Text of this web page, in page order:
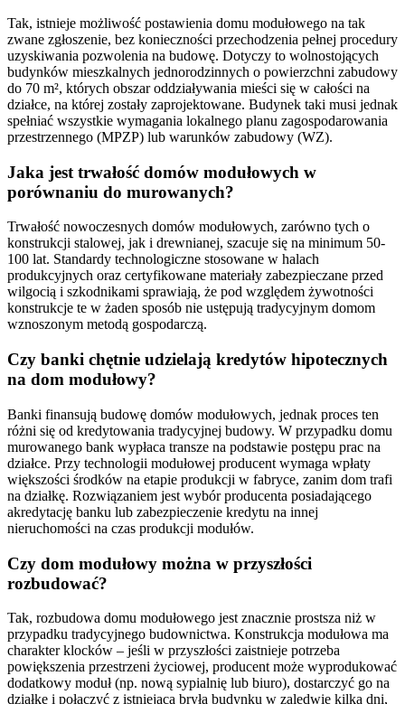
Tak, istnieje możliwość postawienia domu modułowego na tak
zwane zgłoszenie, bez konieczności przechodzenia pełnej procedury
uzyskiwania pozwolenia na budowę. Dotyczy to wolnostojących
budynków mieszkalnych jednorodzinnych o powierzchni zabudowy
do 70 m², których obszar oddziaływania mieści się w całości na
działce, na której zostały zaprojektowane. Budynek taki musi jednak
spełniać wszystkie wymagania lokalnego planu zagospodarowania
przestrzennego (MPZP) lub warunków zabudowy (WZ).
Jaka jest trwałość domów modułowych w
porównaniu do murowanych?
Trwałość nowoczesnych domów modułowych, zarówno tych o
konstrukcji stalowej, jak i drewnianej, szacuje się na minimum 50-
100 lat. Standardy technologiczne stosowane w halach
produkcyjnych oraz certyfikowane materiały zabezpieczane przed
wilgocią i szkodnikami sprawiają, że pod względem żywotności
konstrukcje te w żaden sposób nie ustępują tradycyjnym domom
wznoszonym metodą gospodarczą.
Czy banki chętnie udzielają kredytów hipotecznych
na dom modułowy?
Banki finansują budowę domów modułowych, jednak proces ten
różni się od kredytowania tradycyjnej budowy. W przypadku domu
murowanego bank wypłaca transze na podstawie postępu prac na
działce. Przy technologii modułowej producent wymaga wpłaty
większości środków na etapie produkcji w fabryce, zanim dom trafi
na działkę. Rozwiązaniem jest wybór producenta posiadającego
akredytację banku lub zabezpieczenie kredytu na innej
nieruchomości na czas produkcji modułów.
Czy dom modułowy można w przyszłości
rozbudować?
Tak, rozbudowa domu modułowego jest znacznie prostsza niż w
przypadku tradycyjnego budownictwa. Konstrukcja modułowa ma
charakter klocków – jeśli w przyszłości zaistnieje potrzeba
powiększenia przestrzeni życiowej, producent może wyprodukować
dodatkowy moduł (np. nową sypialnię lub biuro), dostarczyć go na
działkę i połączyć z istniejącą bryłą budynku w zaledwie kilka dni,